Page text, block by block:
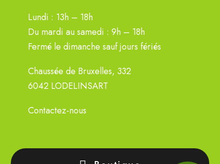
Lundi : 13h – 18h
Du mardi au samedi : 9h – 18h
Fermé le dimanche sauf jours fériés
Chaussée de Bruxelles, 332
6042 LODELINSART
Contactez-nous